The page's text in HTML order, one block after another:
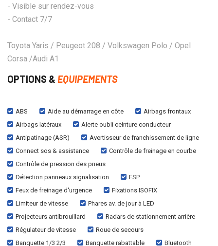
- Visible sur rendez-vous
- Contact 7/7
Toyota Yaris / Peugeot 208 / Volkswagen Polo / Opel
Corsa /Audi A1
OPTIONS & EQUIPEMENTS
ABS Aide au démarrage en côte
Airbags frontaux
Airbags latéraux
Alerte oubli ceinture conducteur
Antipatinage (ASR)
Avertisseur de franchissement de ligne
Connect sos & assistance
Contrôle de freinage en courbe
Contrôle de pression des pneus
Détection panneaux signalisation
ESP
Feux de freinage d'urgence
Fixations ISOFIX
Limiteur de vitesse
Phares av. de jour à LED
Projecteurs antibrouillard
Radars de stationnement arrière
Régulateur de vitesse
Roue de secours
Banquette 1/3 2/3
Banquette rabattable Bluetooth